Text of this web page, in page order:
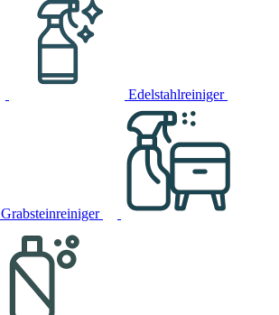
Edelstahlreiniger
Grabsteinreiniger